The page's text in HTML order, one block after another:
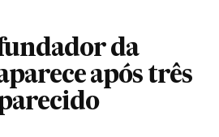
da
após três